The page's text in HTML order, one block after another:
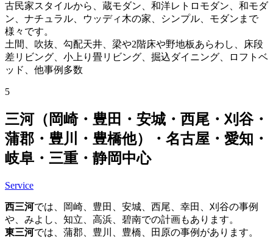
古民家スタイルから、蔵モダン、和洋レトロモダン、和モダ
ン、ナチュラル、ウッディ木の家、シンプル、モダンまで
様々です。
土間、吹抜、勾配天井、梁や2階床や野地板あらわし、床段
差リビング、小上り畳リビング、掘込ダイニング、ロフトベ
ッド、他事例多数
5
三河（岡崎・豊田・安城・西尾・刈谷・
蒲郡・豊川・豊橋他）
・名古屋・愛知・
岐阜・三重・静岡中心
Service
西三河では、岡崎、豊田、安城、西尾、幸田、刈谷の事例
や、みよし、知立、高浜、碧南での計画もあります。
東三河では、蒲郡、豊川、豊橋、田原の事例があります。